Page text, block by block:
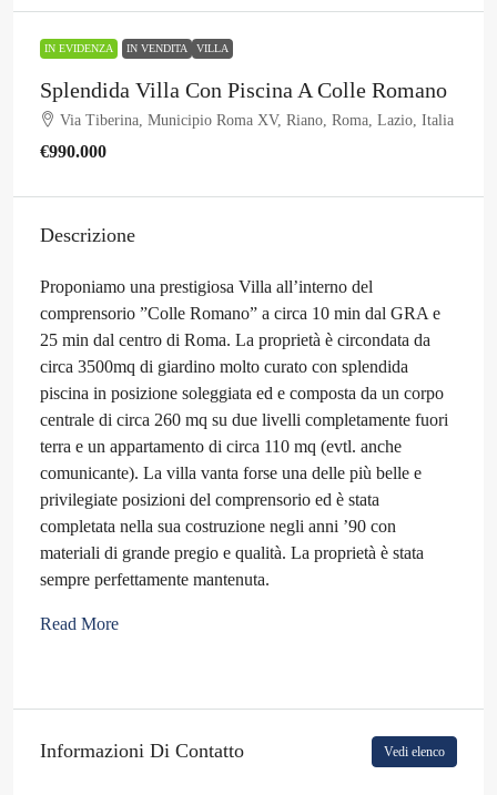
IN EVIDENZA IN VENDITA VILLA
Splendida Villa Con Piscina A Colle Romano
Via Tiberina, Municipio Roma XV, Riano, Roma, Lazio, Italia
€990.000
Descrizione
Proponiamo una prestigiosa Villa all’interno del
comprensorio ”Colle Romano” a circa 10 min dal GRA e
25 min dal centro di Roma. La proprietà è circondata da
circa 3500mq di giardino molto curato con splendida
piscina in posizione soleggiata ed e composta da un corpo
centrale di circa 260 mq su due livelli completamente fuori
terra e un appartamento di circa 110 mq (evtl. anche
comunicante). La villa vanta forse una delle più belle e
privilegiate posizioni del comprensorio ed è stata
completata nella sua costruzione negli anni ’90 con
materiali di grande pregio e qualità. La proprietà è stata
sempre perfettamente mantenuta.
Read More
Informazioni Di Contatto Vedi elenco